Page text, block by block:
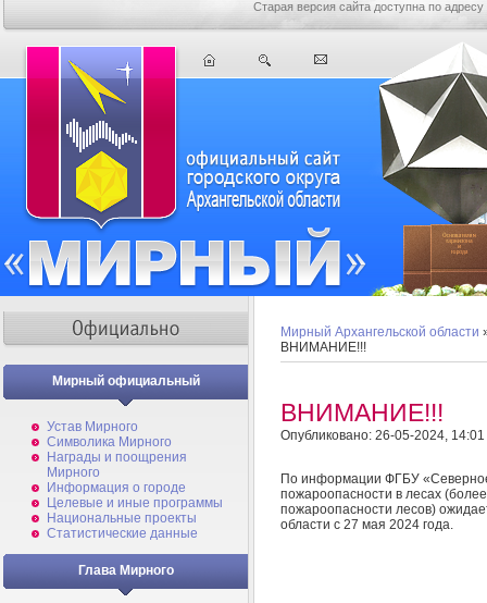
Старая версия сайта доступна по адресу
Мирный официальный
Устав Мирного
Символика Мирного
Награды и поощрения
Мирного
Информация о городе
Целевые и иные программы
Национальные проекты
Статистические данные
Глава Мирного
Мирный Архангельской области
ВНИМАНИЕ!!!
ВНИМАНИЕ!!!
Опубликовано: 26-05-2024, 14:01
По информации ФГБУ
пожароопасности в лесах
пожароопасности лесов)
области с 27 мая 2024 года.